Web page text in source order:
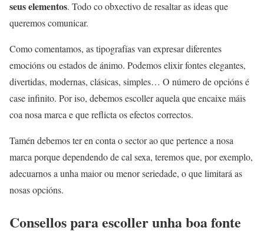
seus elementos. Todo co obxectivo de resaltar as ideas que
queremos comunicar.
Como comentamos, as tipografías van expresar diferentes
emocións ou estados de ánimo. Podemos elixir fontes elegantes,
divertidas, modernas, clásicas, simples… O número de opcións é
case infinito. Por iso, debemos escoller aquela que encaixe máis
coa nosa marca e que reflicta os efectos correctos.
Tamén debemos ter en conta o sector ao que pertence a nosa
marca porque dependendo de cal sexa, teremos que, por exemplo,
adecuarnos a unha maior ou menor seriedade, o que limitará as
nosas opcións.
Consellos para escoller unha boa fonte